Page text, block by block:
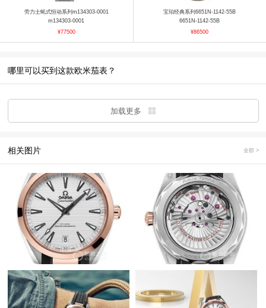
劳力士蚝式恒动系列m134303-0001
m134303-0001
¥77500
宝珀经典系列6651N-1142-55B
6651N-1142-55B
¥86500
哪里可以买到这款欧米茄表？
加载更多
相关图片 全部 >